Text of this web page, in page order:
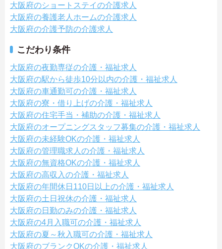
大阪府のショートステイの介護求人
大阪府の養護老人ホームの介護求人
大阪府の介護予防の介護求人
こだわり条件
大阪府の夜勤専従の介護・福祉求人
大阪府の駅から徒歩10分以内の介護・福祉求人
大阪府の車通勤可の介護・福祉求人
大阪府の寮・借り上げの介護・福祉求人
大阪府の住宅手当・補助の介護・福祉求人
大阪府のオープニングスタッフ募集の介護・福祉求人
大阪府の未経験OKの介護・福祉求人
大阪府の管理職求人の介護・福祉求人
大阪府の無資格OKの介護・福祉求人
大阪府の高収入の介護・福祉求人
大阪府の年間休日110日以上の介護・福祉求人
大阪府の土日祝休の介護・福祉求人
大阪府の日勤のみの介護・福祉求人
大阪府の4月入職可の介護・福祉求人
大阪府の夏～秋入職可の介護・福祉求人
大阪府のブランクOKの介護・福祉求人